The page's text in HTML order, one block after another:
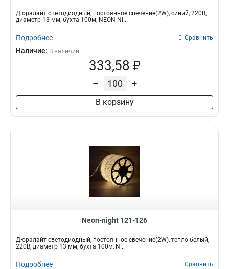
Дюралайт светодиодный, постоянное свечение(2W), синий, 220В,
диаметр 13 мм, бухта 100м, NEON-NI...
Подробнее Сравнить
Наличие: В наличии
333,58 ₽
– +
В корзину
Neon-night 121-126
Дюралайт светодиодный, постоянное свечение(2W), тепло-белый,
220В, диаметр 13 мм, бухта 100м, N...
Подробнее Сравнить